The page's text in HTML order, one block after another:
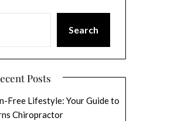
Search
Posts
Free Lifestyle: Your Guide to
Chiropractor